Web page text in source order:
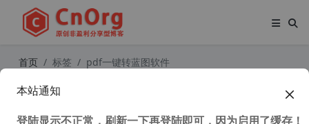
首页 标签 pdf一键转蓝图软件
PDF一键转蓝插件 Prinect PDF Toolb
本站通知
登陆显示不正常，刷新一下再登陆即可，因为启用了缓存！